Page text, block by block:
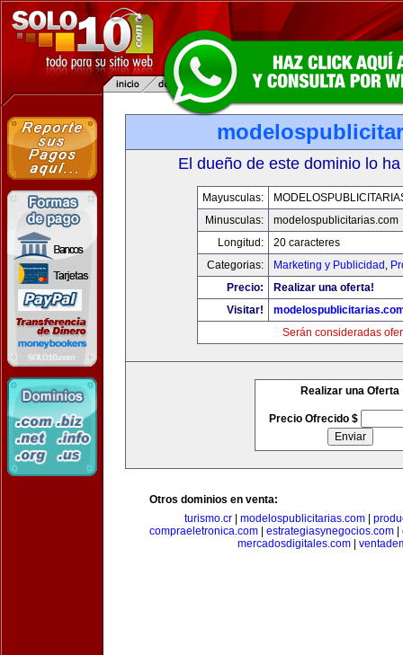
El dueño de este dominio lo
Mayusculas:
Minusculas:
modelospublicitarias.com
Longitud:
20 caracteres
Categorias:
Marketing y Publicidad ,
Precio:
Realizar una oferta!
Visitar!
Serán consideradas
Realizar una Oferta
Precio Ofrecido $
Otros dominios en venta:
turismo.cr
modelospublicitarias.com
compraeletronica.com
estrategiasynegocios.com
mercadosdigitales.com|